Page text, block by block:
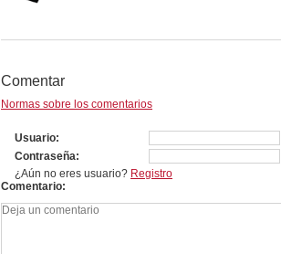
Comentar
Normas sobre los comentarios
Usuario
Contraseña
¿Aún no eres usuario? Registro
Comentario